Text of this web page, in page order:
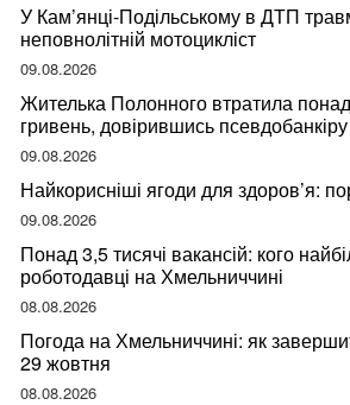
У Кам’янці-Подільському в ДТП
неповнолітній мотоцикліст
09.08.2026
Жителька Полонного втратила понад
гривень, довірившись псевдобанкіру
09.08.2026
Найкорисніші ягоди для здоров’я:
09.08.2026
Понад 3,5 тисячі вакансій: кого
роботодавці на Хмельниччині
08.08.2026
Погода на Хмельниччині: як
29 жовтня
08.08.2026